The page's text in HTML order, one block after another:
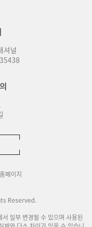
셔널
페이지
Reserved.
일부 변경될 수 있으며 사용된